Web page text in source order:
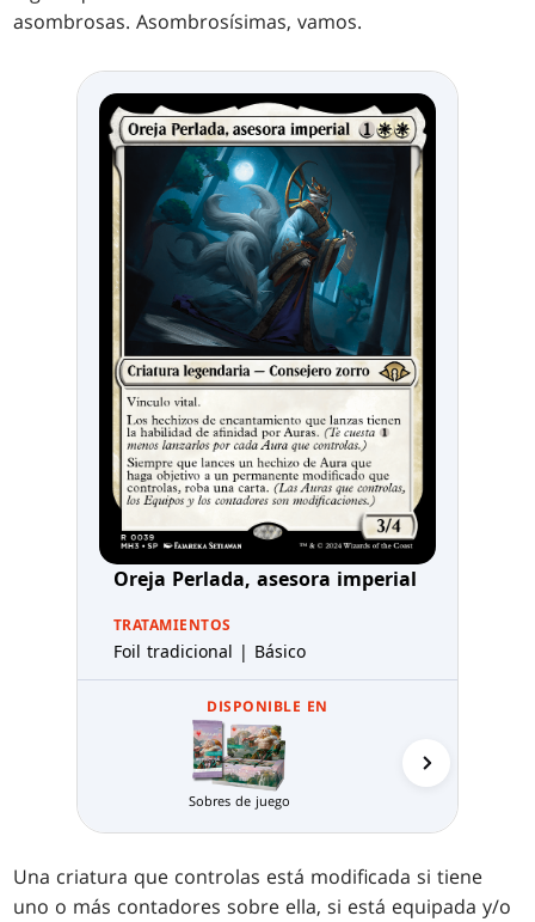
asombrosas. Asombrosísimas, vamos.
Oreja Perlada, asesora imperial
TRATAMIENTOS
Foil tradicional | Básico
DISPONIBLE EN
Sobres de juego
Una criatura que controlas está modificada si tiene
uno o más contadores sobre ella, si está equipada y/o